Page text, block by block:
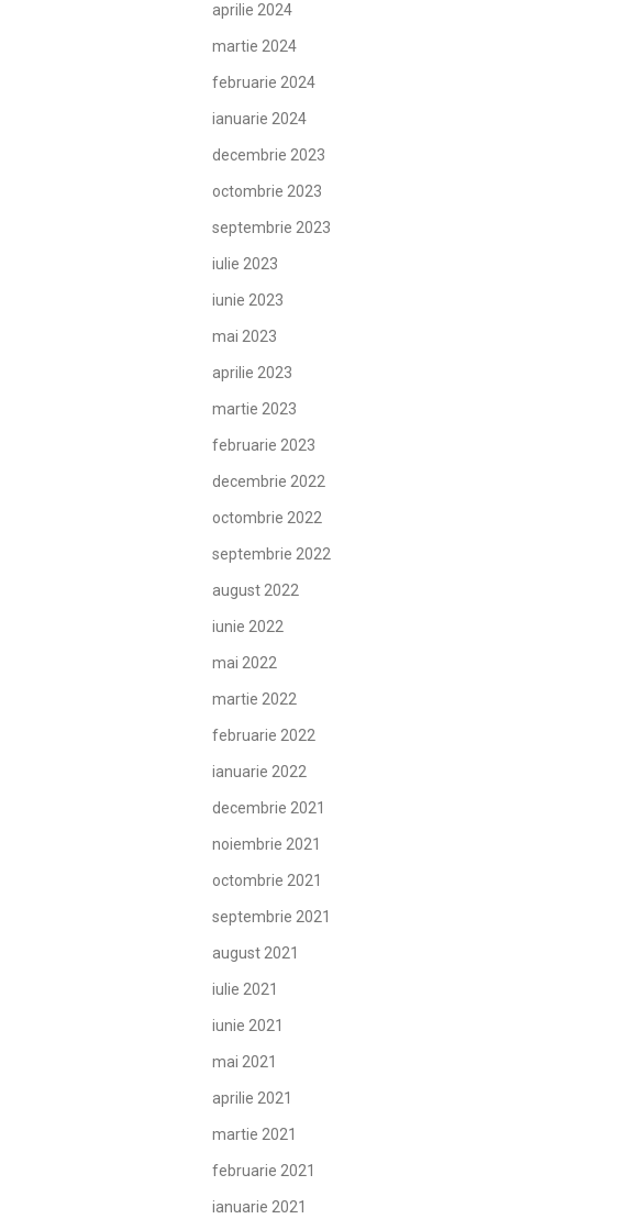
aprilie 2024
martie 2024
februarie 2024
ianuarie 2024
decembrie 2023
octombrie 2023
septembrie 2023
iulie 2023
iunie 2023
mai 2023
aprilie 2023
martie 2023
februarie 2023
decembrie 2022
octombrie 2022
septembrie 2022
august 2022
iunie 2022
mai 2022
martie 2022
februarie 2022
ianuarie 2022
decembrie 2021
noiembrie 2021
octombrie 2021
septembrie 2021
august 2021
iulie 2021
iunie 2021
mai 2021
aprilie 2021
martie 2021
februarie 2021
ianuarie 2021